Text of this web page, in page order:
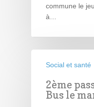
commune le
à…
Social et santé
2ème
Bus le